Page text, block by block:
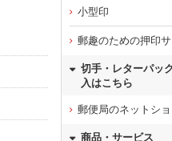
小型印
郵趣のための押印
切手・レターパッ
入はこちら
郵便局のネットシ
商品・サービス